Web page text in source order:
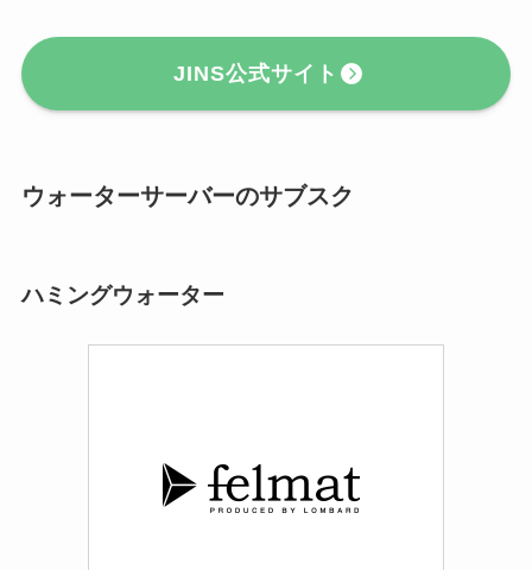
JINS公式サイト
ウォーターサーバーのサブスク
ハミングウォーター